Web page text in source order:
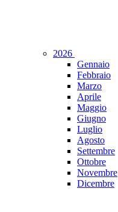
2026
Gennaio
Febbraio
Marzo
Aprile
Maggio
Giugno
Luglio
Agosto
Settembre
Ottobre
Novembre
Dicembre